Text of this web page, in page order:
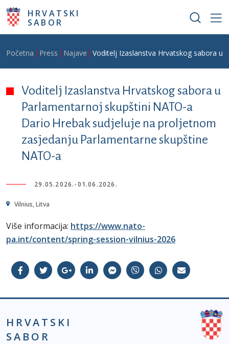
Skoči na glavni sadržaj
HRVATSKI
SABOR
Breadcrumb
Početna Press Najave Voditelj Izaslanstva Hrvatskog sabora u
Voditelj Izaslanstva Hrvatskog sabora u
Parlamentarnoj skupštini NATO-a
Dario Hrebak sudjeluje na proljetnom
zasjedanju Parlamentarne skupštine
NATO-a
29.05.2026.-01.06.2026.
Vilnius, Litva
Više informacija: https://www.nato-
pa.int/content/spring-session-vilnius-2026
HRVATSKI
SABOR